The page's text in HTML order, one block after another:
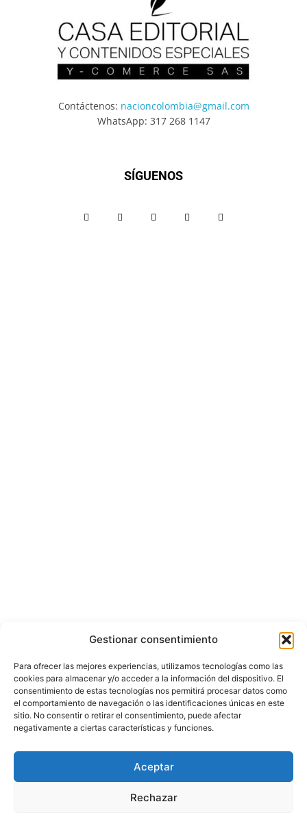
Gestionar consentimiento
Para ofrecer las mejores experiencias, utilizamos tecnologías como las
cookies para almacenar y/o acceder a la información del dispositivo. El
consentimiento de estas tecnologías nos permitirá procesar datos como
el comportamiento de navegación o las identificaciones únicas en este
sitio. No consentir o retirar el consentimiento, puede afectar
negativamente a ciertas características y funciones.
Aceptar
Rechazar
Contáctenos: nacioncolombia@gmail.com
WhatsApp: 317 268 1147
SÍGUENOS
Internacional